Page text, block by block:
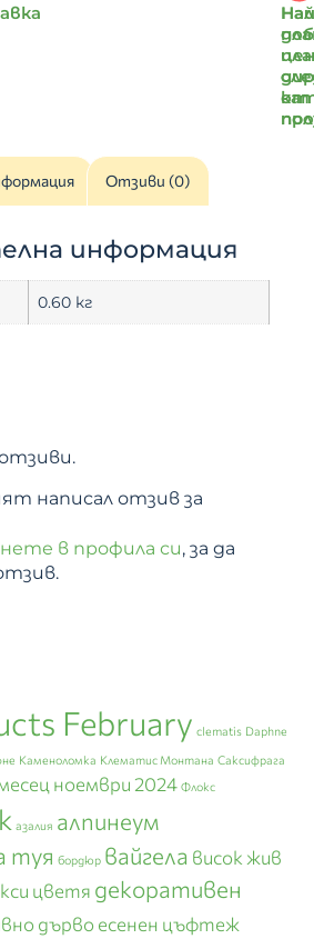
от
Отзиви (0)
информация
0.60 кг
написал отзив за
в профила си, за да
February clematis Daphne
Каменоломка Клематис Монтана Саксифрага
ноември 2024 Флокс
азалия алпинеум
туя бордюр вайгела висок жив
цветя декоративен
дърво есенен цъфтеж